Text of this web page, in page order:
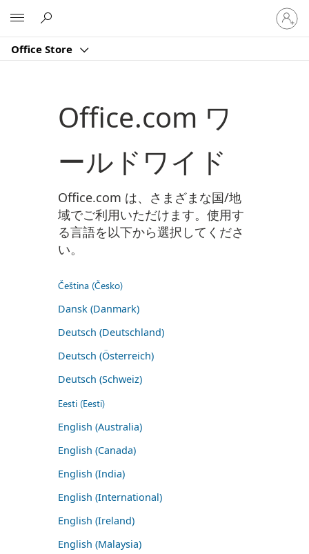
Office Store
ア
カ
ウ
Office.com ワ
ールドワイド
Office.com は、さまざまな国/地
域でご利用いただけます。使用す
る言語を以下から選択してくださ
い。
Čeština (Česko)
Dansk (Danmark)
Deutsch (Deutschland)
Deutsch (Österreich)
Deutsch (Schweiz)
Eesti (Eesti)
English (Australia)
English (Canada)
English (India)
English (International)
English (Ireland)
English (Malaysia)